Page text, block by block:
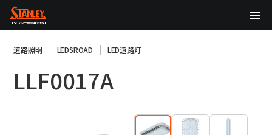
TOP
企業情報
道路照明 LEDSROAD LED道路灯
LLF0017A